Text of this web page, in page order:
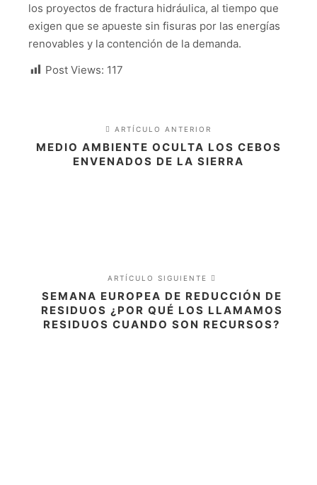
los proyectos de fractura hidráulica, al tiempo que
exigen que se apueste sin fisuras por las energías
renovables y la contención de la demanda.
Post Views: 117
ARTÍCULO ANTERIOR
MEDIO AMBIENTE OCULTA LOS CEBOS
ENVENADOS DE LA SIERRA
ARTÍCULO SIGUIENTE
SEMANA EUROPEA DE REDUCCIÓN DE
RESIDUOS ¿POR QUÉ LOS LLAMAMOS
RESIDUOS CUANDO SON RECURSOS?